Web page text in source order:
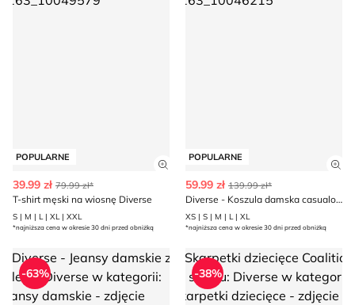
POPULARNE
Zobacz szczegóły produktu
39.99 zł 79.99 zł*
T-shirt męski na wiosnę Diverse
S | M | L | XL | XXL
*najniższa cena w okresie 30 dni przed obniżką
POPULARNE
59.99 zł 139.99 zł*
Diverse - Koszula damska casualowa
XS | S | M | L | XL
*najniższa cena w okresie 30 dni przed obniżką
- Jeansy damskie
-63%
Skarpetki dziecięce Coalition
-38%